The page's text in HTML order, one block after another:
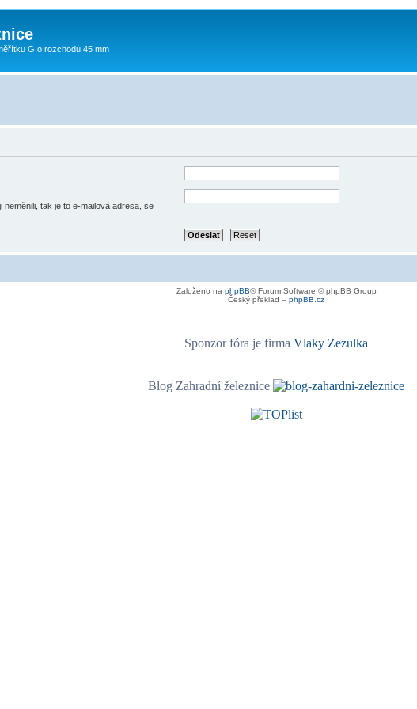
G o rozchodu 45 mm
tak je to e-mailová adresa, se
Založeno na phpBB® Forum Software © phpBB Group
Český překlad – phpBB.cz
Sponzor fóra je firma Vlaky Zezulka
Blog Zahradní železnice